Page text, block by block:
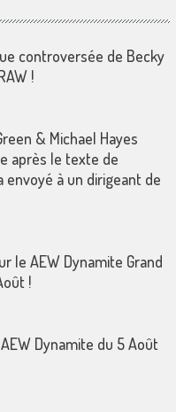
controversée de Becky
!
& Michael Hayes
après le texte de
envoyé à un dirigeant de
le AEW Dynamite Grand
!
Dynamite du 5 Août